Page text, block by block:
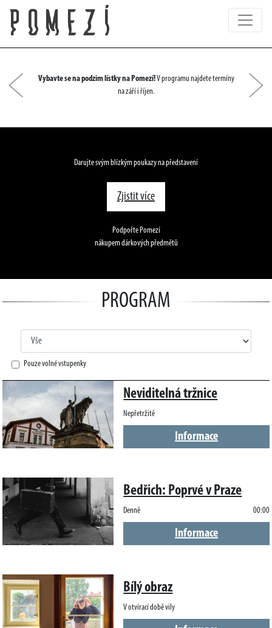
Předchozí
Vybavte se na podzim lístky na Pomezí!V programu najdete termíny
na září i říjen.
Darujte svým blízkým poukazy na představení
Zjistit více
Podpořte Pomezí
nákupem dárkových předmětů
PROGRAM
Pouze volné vstupenky
Neviditelná tržnice
Nepřetržitě
Informace
Bedřich: Poprvé v Praze
Denně 00:00
Informace
Bílý obraz
V otvírací době vily